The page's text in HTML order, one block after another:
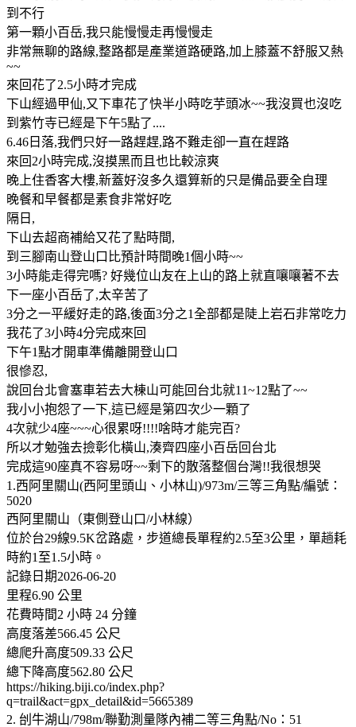
到不行
第一顆小百岳,我只能慢慢走再慢慢走
非常無聊的路線,整路都是產業道路硬路,加上膝蓋不舒服又熱
~~
來回花了2.5小時才完成
下山經過甲仙,又下車花了快半小時吃芋頭冰~~我沒買也沒吃
到紫竹寺已經是下午5點了....
6.46日落,我們只好一路趕趕,路不難走卻一直在趕路
來回2小時完成,沒摸黑而且也比較涼爽
晚上住香客大樓,新蓋好沒多久還算新的只是備品要全自理
晚餐和早餐都是素食非常好吃
隔日,
下山去超商補給又花了點時間,
到三腳南山登山口比預計時間晚1個小時~~
3小時能走得完嗎? 好幾位山友在上山的路上就直嚷嚷著不去
下一座小百岳了,太辛苦了
3分之一平緩好走的路,後面3分之1全部都是陡上岩石非常吃力
我花了3小時4分完成來回
下午1點才開車準備離開登山口
很慘忍,
說回台北會塞車若去大棟山可能回台北就11~12點了~~
我小小抱怨了一下,這已經是第四次少一顆了
4次就少4座~~~心很累呀!!!!啥時才能完百?
所以才勉強去撿彰化橫山,湊齊四座小百岳回台北
完成這90座真不容易呀~~剩下的散落整個台灣!!我很想哭
1.西阿里關山(西阿里頭山、小林山)/973m/三等三角點/編號：
5020
西阿里關山（東側登山口/小林線）
位於台29線9.5K岔路處，步道總長單程約2.5至3公里，單趟耗
時約1至1.5小時。
記錄日期2026-06-20
里程6.90 公里
花費時間2 小時 24 分鐘
高度落差566.45 公尺
總爬升高度509.33 公尺
總下降高度562.80 公尺
https://hiking.biji.co/index.php?
q=trail&act=gpx_detail&id=5665389
2. 刣牛湖山/798m/聯勤測量隊內補二等三角點/No：51